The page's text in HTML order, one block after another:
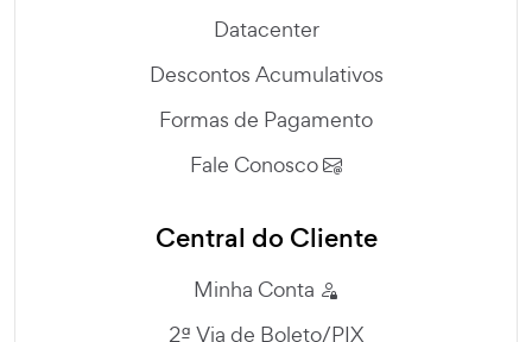
Datacenter
Descontos Acumulativos
Formas de Pagamento
Fale Conosco
Central do Cliente
Minha Conta
2ª Via de Boleto/PIX